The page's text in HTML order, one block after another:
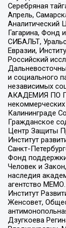
Серебряная
Апрель,
Аналитический
Гагарина, Фонд
СИБАЛЬТ,
Евразии,
Российский
и социального
независимых
АКАДЕМИЯ ПО
Калининграде
Гражданское
Центр Защиты
Институт
Санкт-
Фонд
Человек и
наследия
агентство
Институт
Женсовет,
Дзугкоева